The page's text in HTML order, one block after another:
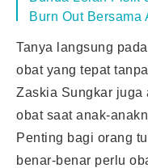
Burn Out
Tanya langsung
obat yang tepat
Zaskia Sungkar juga
obat saat anak-
Penting bagi orang
benar-benar perlu